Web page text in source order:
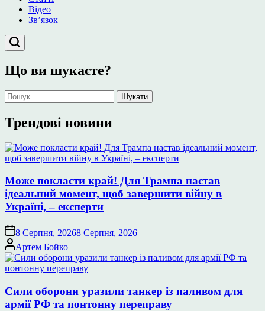
Відео
Зв’язок
Що ви шукаєте?
Пошук:
Трендові новини
Може покласти край! Для Трампа настав
ідеальний момент, щоб завершити війну в
Україні, – експерти
8 Серпня, 20268 Серпня, 2026
Опубліковано
Артем Бойко
Сили оборони уразили танкер із паливом для
армії РФ та понтонну переправу